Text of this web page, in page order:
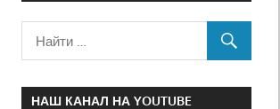
НАШ КАНАЛ НА YOUTUBE